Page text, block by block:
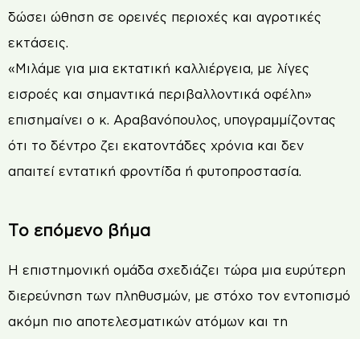
δώσει ώθηση σε ορεινές περιοχές και αγροτικές
εκτάσεις.
«Μιλάμε για μια εκτατική καλλιέργεια, με λίγες
εισροές και σημαντικά περιβαλλοντικά οφέλη»
επισημαίνει ο κ. Αραβανόπουλος, υπογραμμίζοντας
ότι το δέντρο ζει εκατοντάδες χρόνια και δεν
απαιτεί εντατική φροντίδα ή φυτοπροστασία.
Το επόμενο βήμα
Η επιστημονική ομάδα σχεδιάζει τώρα μια ευρύτερη
διερεύνηση των πληθυσμών, με στόχο τον εντοπισμό
ακόμη πιο αποτελεσματικών ατόμων και τη